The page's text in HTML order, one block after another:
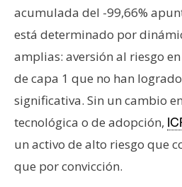
acumulada del -99,66%
está determinado por
amplias: aversión al riesgo
de capa 1 que no han
significativa. Sin un cambio
tecnológica o de adopción,
un activo de alto riesgo que
que por convicción.